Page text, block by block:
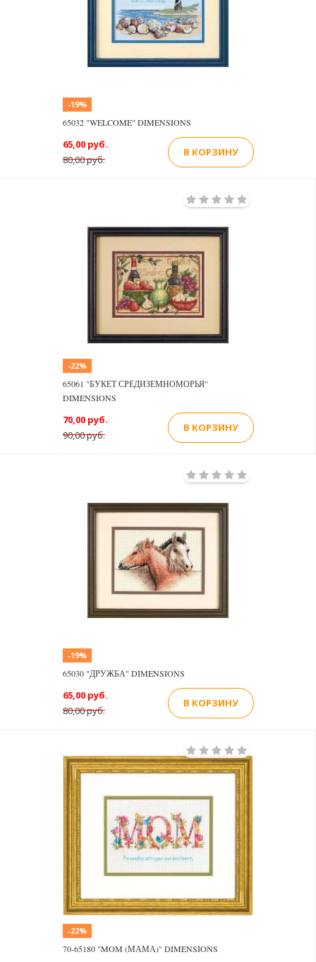
-19%
65032 "WELCOME" DIMENSIONS
80,00 руб.
65,00 руб.
В КОРЗИНУ
-22%
65061 "БУКЕТ СРЕДИЗЕМНОМОРЬЯ"
DIMENSIONS
90,00 руб.
70,00 руб.
В КОРЗИНУ
-19%
65030 "ДРУЖБА" DIMENSIONS
80,00 руб.
65,00 руб.
В КОРЗИНУ
-22%
70-65180 "MOM (МАМА)" DIMENSIONS